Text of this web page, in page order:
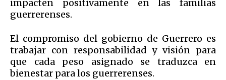
impacten positivamente en las familias
guerrerenses.
El compromiso del gobierno de Guerrero es
trabajar con responsabilidad y visión para
que cada peso asignado se traduzca en
bienestar para los guerrerenses.